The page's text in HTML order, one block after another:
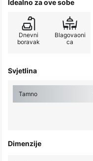
Idealno za ove sobe
Dnevni
boravak
Blagovaoni
ca
Svjetlina
Tamno
Dimenzije